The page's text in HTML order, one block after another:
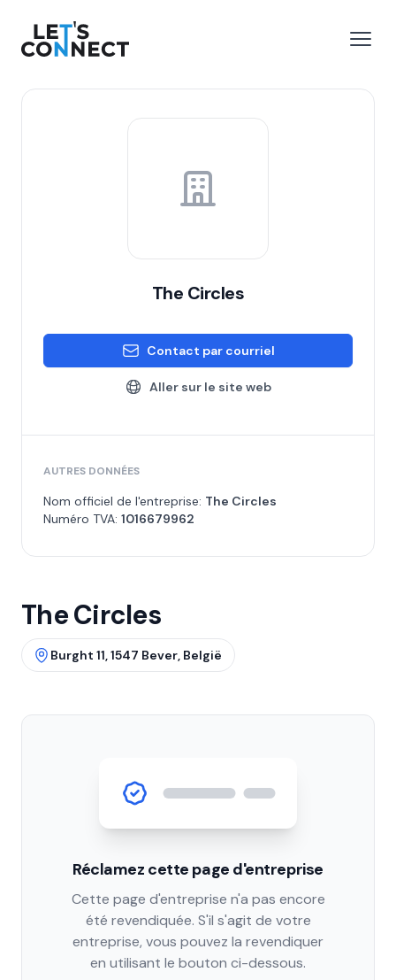
Let's Connect
le menu
The Circles
Contact par courriel
Aller sur le site web
AUTRES DONNÉES
Nom officiel de l'entreprise: The Circles
Numéro TVA: 1016679962
The Circles
Burght 11, 1547 Bever, België
Réclamez cette page d'entreprise
Cette page d'entreprise n'a pas encore
été revendiquée. S'il s'agit de votre
entreprise, vous pouvez la revendiquer
en utilisant le bouton ci-dessous.